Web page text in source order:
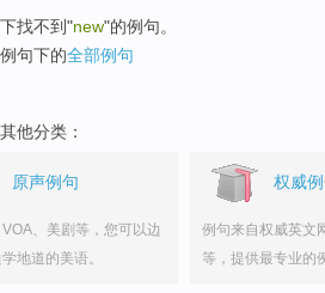
找不到"new"的例句。
句下的全部例句
他分类：
原声例句
、美剧等，您可以边
地道的美语。
权威
例句来自权威英文
等，提供最专业的